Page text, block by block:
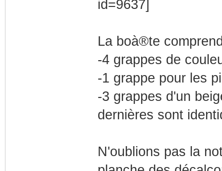
La boà®te
-4 grappes de
-1 grappe pour les
-3 grappes d'un
dernières sont
N'oublions pas la